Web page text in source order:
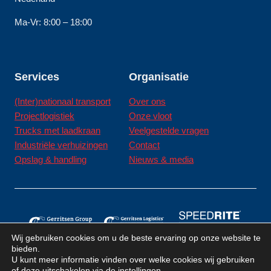
Ma-Vr: 8:00 – 18:00
Services
(Inter)nationaal transport
Projectlogistiek
Trucks met laadkraan
Industriële verhuizingen
Opslag & handling
Organisatie
Over ons
Onze vloot
Veelgestelde vragen
Contact
Nieuws & media
Wij gebruiken cookies om u de beste ervaring op onze website te
bieden.
U kunt meer informatie vinden over welke cookies wij gebruiken